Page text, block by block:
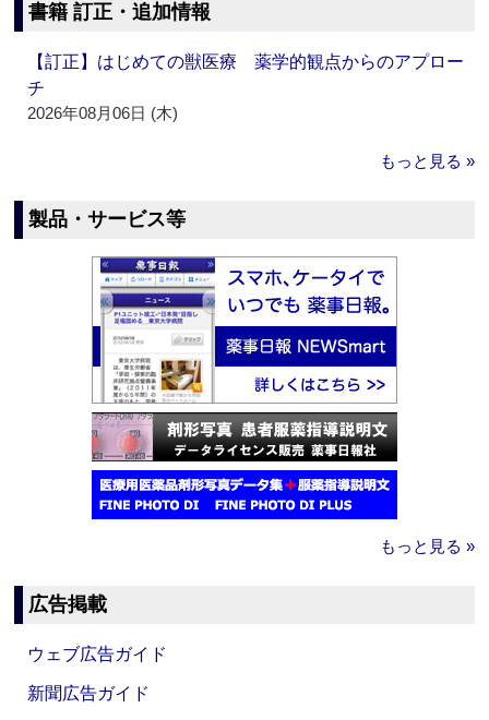
書籍 訂正・追加情報
【訂正】はじめての獣医療 薬学的観点からのアプロー
チ
2026年08月06日 (木)
もっと見る »
製品・サービス等
もっと見る »
広告掲載
ウェブ広告ガイド
新聞広告ガイド